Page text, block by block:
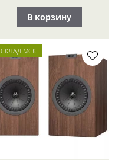
В корзину
СКЛАД МСК